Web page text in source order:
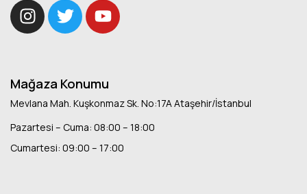
Mağaza Konumu
Mevlana Mah. Kuşkonmaz Sk. No:17A Ataşehir/İstanbul
Pazartesi – Cuma: 08:00 – 18:00
Cumartesi: 09:00 – 17:00